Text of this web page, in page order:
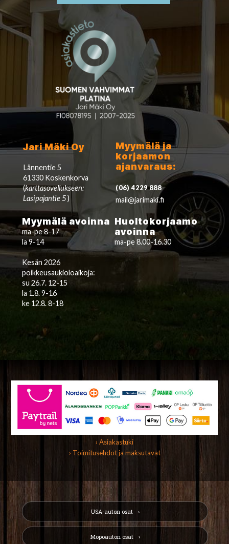
Jari Mäki Oy
Lännentie 5
61330 Koskenkorva
(karttasovellukseen:
Lasipajantie 5)
Myymälä ja
korjaamon
ajanvaraus:
(06) 4229 888
mail@jarimaki.fi
Myymälä avoinna
ma-pe 8-17
la 9-14
Kesän 2026
poikkeusaukioloaikoja:
su 26.7. 12-15
la 1.8. 9-16
ke 12.8. 8-18
Huoltokorjaamo
avoinna
ma-pe 8.00-16.30
› Asiakastuki
› Toimitusehdot ja maksutavat
USA-auton osat
Mopoauton osat